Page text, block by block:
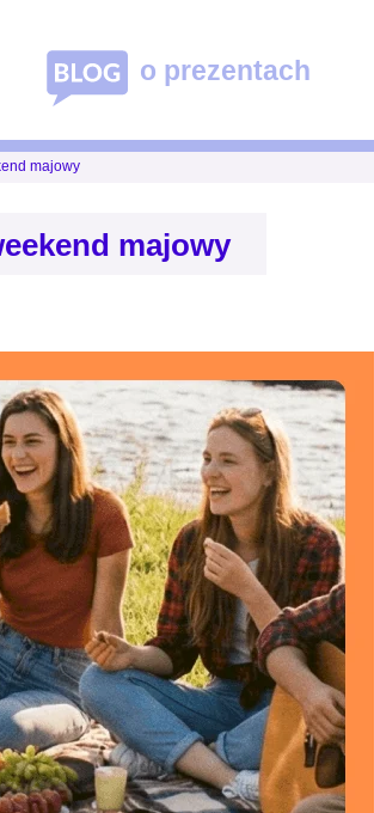
o prezentach
majowy
majowy